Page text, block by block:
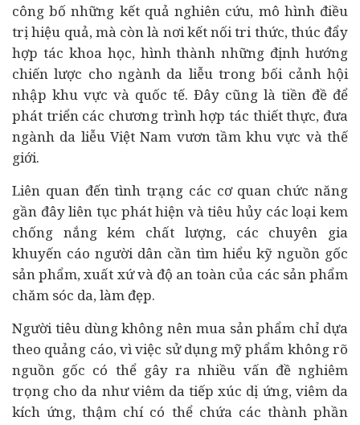
công bố những kết quả nghiên cứu, mô hình điều
trị hiệu quả, mà còn là nơi kết nối tri thức, thúc đẩy
hợp tác khoa học, hình thành những định hướng
chiến lược cho ngành da liễu trong bối cảnh hội
nhập khu vực và quốc tế. Đây cũng là tiền đề để
phát triển các chương trình hợp tác thiết thực, đưa
ngành da liễu Việt Nam vươn tầm khu vực và thế
giới.
Liên quan đến tình trạng các cơ quan chức năng
gần đây liên tục phát hiện và tiêu hủy các loại kem
chống nắng kém chất lượng, các chuyên gia
khuyến cáo người dân cần tìm hiểu kỹ nguồn gốc
sản phẩm, xuất xứ và độ an toàn của các sản phẩm
chăm sóc da, làm đẹp.
Ngườitiêu dùngkhông nên mua sản phẩm chỉ dựa
theo quảng cáo, vì việc sử dụng mỹ phẩm không rõ
nguồn gốc có thể gây ra nhiều vấn đề nghiêm
trọng cho da như viêm da tiếp xúc dị ứng, viêm da
kích ứng, thậm chí có thể chứa các thành phần